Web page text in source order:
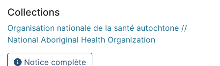
Collections
Organisation nationale de la santé autochtone //
National Aboriginal Health Organization
Notice complète